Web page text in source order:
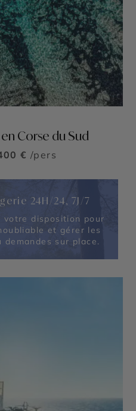
Corse du Sud
€ /pers
24H/24, 7J/7
votre disposition pour
et gérer les
sur place.